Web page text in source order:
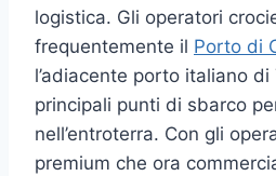
logistica. Gli operatori
frequentemente il Porto di
l’adiacente porto italiano
principali punti di sbarco
nell’entroterra. Con gli
premium che ora